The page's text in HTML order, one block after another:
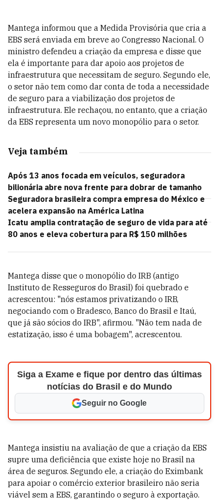
Mantega informou que a Medida Provisória que cria a
EBS será enviada em breve ao Congresso Nacional. O
ministro defendeu a criação da empresa e disse que
ela é importante para dar apoio aos projetos de
infraestrutura que necessitam de seguro. Segundo ele,
o setor não tem como dar conta de toda a necessidade
de seguro para a viabilização dos projetos de
infraestrutura. Ele rechaçou, no entanto, que a criação
da EBS representa um novo monopólio para o setor.
Veja também
Após 13 anos focada em veículos, seguradora
bilionária abre nova frente para dobrar de tamanho
Seguradora brasileira compra empresa do México e
acelera expansão na América Latina
Icatu amplia contratação de seguro de vida para até
80 anos e eleva cobertura para R$ 150 milhões
Mantega disse que o monopólio do IRB (antigo
Instituto de Resseguros do Brasil) foi quebrado e
acrescentou: "nós estamos privatizando o IRB,
negociando com o Bradesco, Banco do Brasil e Itaú,
que já são sócios do IRB", afirmou. "Não tem nada de
estatização, isso é uma bobagem", acrescentou.
Siga a Exame e fique por dentro das últimas
notícias do Brasil e do Mundo
Seguir no Google
Mantega insistiu na avaliação de que a criação da EBS
supre uma deficiência que existe hoje no Brasil na
área de seguros. Segundo ele, a criação do Eximbank
para apoiar o comércio exterior brasileiro não seria
viável sem a EBS, garantindo o seguro à exportação.